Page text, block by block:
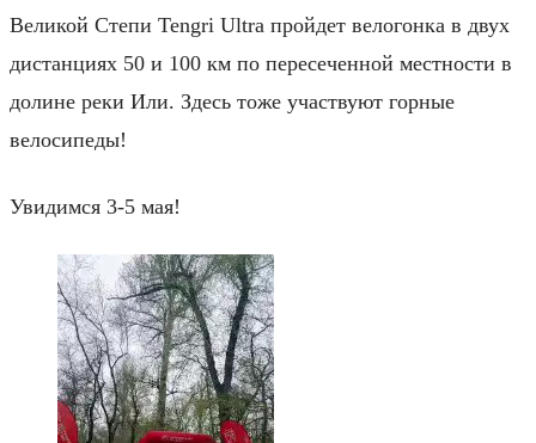
Великой Степи Tengri Ultra пройдет велогонка в двух
дистанциях 50 и 100 км по пересеченной местности в
долине реки Или. Здесь тоже участвуют горные
велосипеды!
Увидимся 3-5 мая!